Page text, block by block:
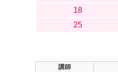
18
25
講師